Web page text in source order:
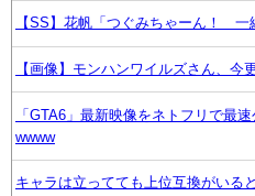
【SS】花帆「つぐみちゃーん！ 一
【画像】モンハンワイルズさん、今
「GTA6」最新映像をネトフリで最
wwww
キャラは立ってても上位互換がいる